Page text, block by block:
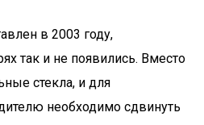
в 2003 году,
так и не появились. Вместо
стекла, и для
необходимо сдвинуть